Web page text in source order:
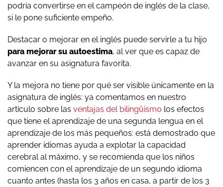
podría convertirse en el campeón de inglés de la clase,
si le pone suficiente empeño.
Destacar o mejorar en el inglés puede servirle a tu hijo
para mejorar su autoestima, al ver que es capaz de
avanzar en su asignatura favorita.
Y la mejora no tiene por qué ser visible únicamente en la
asignatura de inglés: ya comentamos en nuestro
artículo sobre las ventajas del bilingüismo los efectos
que tiene el aprendizaje de una segunda lengua en el
aprendizaje de los más pequeños: está demostrado que
aprender idiomas ayuda a explotar la capacidad
cerebral al máximo, y se recomienda que los niños
comiencen con el aprendizaje de un segundo idioma
cuanto antes (hasta los 3 años en casa, a partir de los 3